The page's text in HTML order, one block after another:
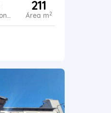
Estacionamiento
211
Área m2